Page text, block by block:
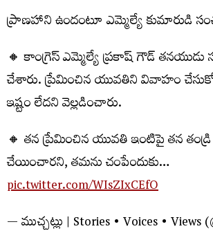
ప్రాణహాని ఉందంటూ ఎమ్మెల్యే కుమారుడి
🔸 కాంగ్రెస్ ఎమ్మెల్యే ప్రకాష్ గౌడ్
చేశారు. ప్రేమించిన యువతిని వివాహం
ఇష్టం లేదని వెల్లడించారు.
🔸 తన ప్రేమించిన యువతి ఇంటిపై తన
చేయించారని, తమను చంపేందుకు…
pic.twitter.com/WIsZIxCEfO
— ముచ్చట్లు | Stories • Voices • Views